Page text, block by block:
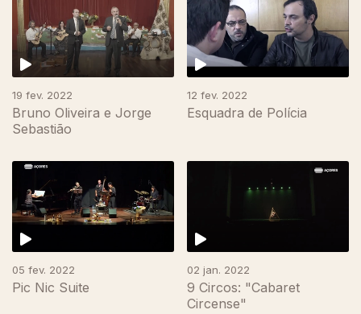
19 fev. 2022
Bruno Oliveira e Jorge
Sebastião
12 fev. 2022
Esquadra de Polícia
05 fev. 2022
Pic Nic Suite
02 jan. 2022
9 Circos: "Cabaret
Circense"